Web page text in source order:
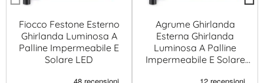
Fiocco Festone Esterno
Ghirlanda Luminosa A
Palline Impermeabile E
Solare LED
Agrume Ghirlanda
Esterna Ghirlanda
Luminosa A Palline
Impermeabile E Solare